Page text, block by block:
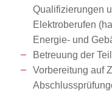
Qualifizierungen
Elektroberufen
Energie- und
Betreuung der
Vorbereitung auf